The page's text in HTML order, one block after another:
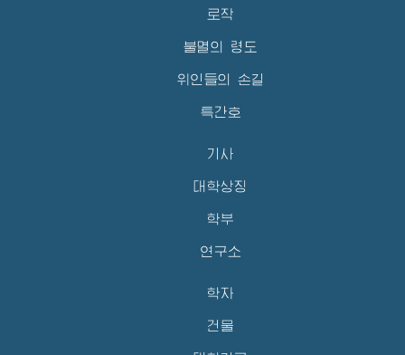
로작
불멸의 령도
위인들의 손길
특간호
기사
대학상징
학부
연구소
학자
건물